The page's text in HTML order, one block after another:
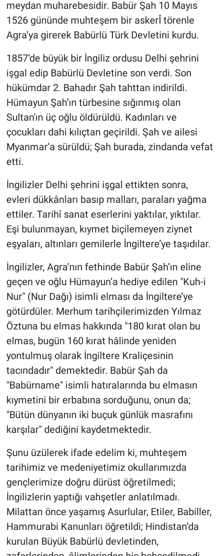
meydan muharebesidir. Babür Şah 10 Mayıs
1526 gününde muhteşem bir askerÎ törenle
Agra’ya girerek Babürlü Türk Devletini kurdu.
1857’de büyük bir İngiliz ordusu Delhi şehrini
işgal edip Babürlü Devletine son verdi. Son
hükümdar 2. Bahadır Şah tahttan indirildi.
Hümayun Şah’ın türbesine sığınmış olan
Sultan'ın üç oğlu öldürüldü. Kadınları ve
çocukları dahi kılıçtan geçirildi. Şah ve ailesi
Myanmar’a sürüldü; Şah burada, zindanda vefat
etti.
İngilizler Delhi şehrini işgal ettikten sonra,
evleri dükkânları basıp malları, paraları yağma
ettiler. Tarihî sanat eserlerini yaktılar, yıktılar.
Eşi bulunmayan, kıymet biçilemeyen ziynet
eşyaları, altınları gemilerle İngiltere’ye taşıdılar.
İngilizler, Agra’nın fethinde Babür Şah’ın eline
geçen ve oğlu Hümayun’a hediye edilen "Kuh-i
Nur" (Nur Dağı) isimli elması da İngiltere’ye
götürdüler. Merhum tarihçilerimizden Yılmaz
Öztuna bu elmas hakkında "180 kırat olan bu
elmas, bugün 160 kırat hâlinde yeniden
yontulmuş olarak İngiltere Kraliçesinin
tacındadır" demektedir. Babür Şah da
"Babürname" isimli hatıralarında bu elmasın
kıymetini bir erbabına sorduğunu, onun da;
"Bütün dünyanın iki buçuk günlük masrafını
karşılar" dediğini kaydetmektedir.
Şunu üzülerek ifade edelim ki, muhteşem
tarihimiz ve medeniyetimiz okullarımızda
gençlerimize doğru dürüst öğretilmedi;
İngilizlerin yaptığı vahşetler anlatılmadı.
Milattan önce yaşamış Asurlular, Etiler, Babiller,
Hammurabi Kanunları öğretildi; Hindistan’da
kurulan Büyük Babürlü devletinden,